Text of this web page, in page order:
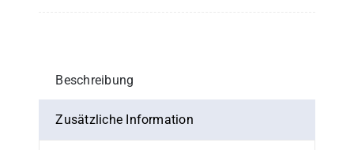
in
Menge
Beschreibung
Zusätzliche Information